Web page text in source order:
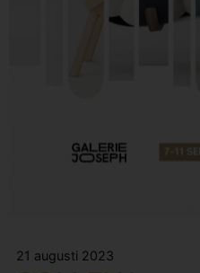
21 augusti 2023